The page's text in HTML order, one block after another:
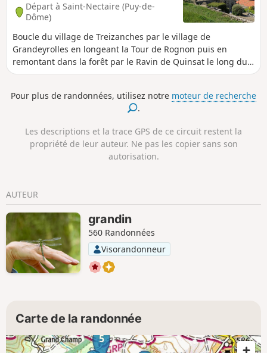
Départ à Saint-Nectaire (Puy-de-
Dôme)
Boucle du village de Treizanches par le village de
Grandeyrolles en longeant la Tour de Rognon puis en
remontant dans la forêt par le Ravin de Quinsat le long du
torrent.
Pour plus de randonnées, utilisez notre moteur de recherche
.
Les descriptions et la trace GPS de ce circuit restent la
propriété de leur auteur. Ne pas les copier sans son
autorisation.
AUTEUR
grandin
560 Randonnées
Visorandonneur
Carte de la randonnée
5